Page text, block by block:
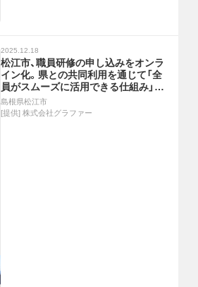
2025.12.18
松江市、職員研修の申し込みをオンラ
イン化。県との共同利用を通じて「全
員がスムーズに活用できる仕組み」を
構築
島根県松江市
[提供] 株式会社グラファー